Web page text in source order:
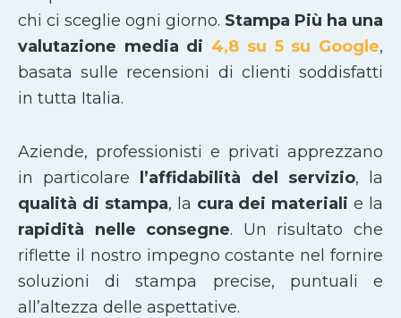
chi ci sceglie ogni giorno. Stampa Più ha una
valutazione media di 4,8 su 5 su Google,
basata sulle recensioni di clienti soddisfatti
in tutta Italia.
Aziende, professionisti e privati apprezzano
in particolare
l’affidabilità del servizio, la
qualità di stampa, la cura dei materiali e la
rapidità nelle consegne. Un risultato che
riflette il nostro impegno costante nel fornire
soluzioni di stampa precise, puntuali e
all’altezza delle aspettative.